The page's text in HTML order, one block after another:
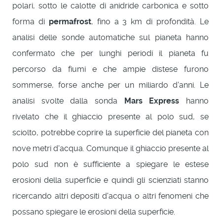
polari, sotto le calotte di anidride carbonica e sotto
forma di permafrost, fino a 3 km di profondità. Le
analisi delle sonde automatiche sul pianeta hanno
confermato che per lunghi periodi il pianeta fu
percorso da fiumi e che ampie distese furono
sommerse, forse anche per un miliardo d'anni. Le
analisi svolte dalla sonda Mars Express hanno
rivelato che il ghiaccio presente al polo sud, se
sciolto, potrebbe coprire la superficie del pianeta con
nove metri d'acqua. Comunque il ghiaccio presente al
polo sud non è sufficiente a spiegare le estese
erosioni della superficie e quindi gli scienziati stanno
ricercando altri depositi d'acqua o altri fenomeni che
possano spiegare le erosioni della superficie.